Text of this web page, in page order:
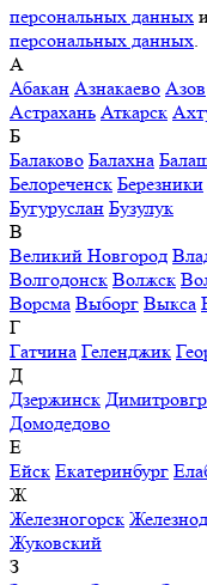
персональных данных
персональных данных
А
Абакан Азнакаево Азов
Астрахань Аткарск
Б
Балаково Балахна
Белореченск Березники
Бугуруслан Бузулук
В
Великий Новгород
Волгодонск Волжск
Ворсма Выборг Выкса
Г
Гатчина Геленджик
Д
Дзержинск
Домодедово
Е
Ейск Екатеринбург
Ж
Железногорск
Жуковский
З